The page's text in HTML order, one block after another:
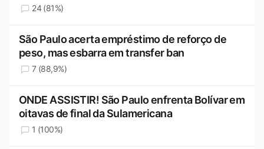
24 (81%)
São Paulo acerta empréstimo de reforço de
peso, mas esbarra em transfer ban
7 (88,9%)
ONDE ASSISTIR! São Paulo enfrenta Bolívar em
oitavas de final da Sulamericana
1 (100%)